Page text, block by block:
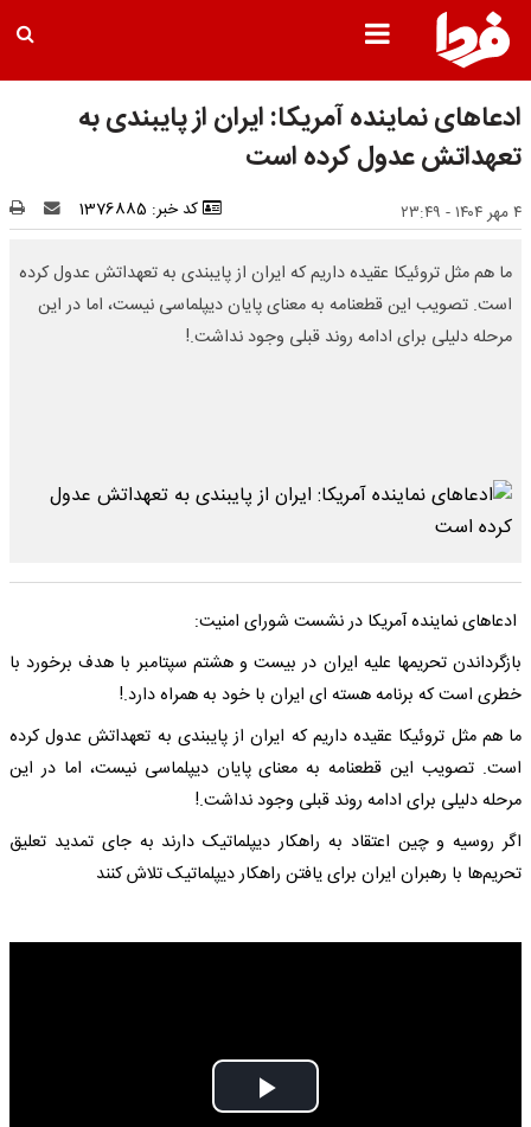
ادعاهای نماینده آمریکا: ایران از پایبندی به
تعهداتش عدول کرده است
۴ مهر ۱۴۰۴ - ۲۳:۴۹ کد خبر: 1376885
ما هم مثل تروئیکا عقیده داریم که ایران از پایبندی به تعهداتش عدول کرده
است. تصویب این قطعنامه به معنای پایان دیپلماسی نیست، اما در این
مرحله دلیلی برای ادامه روند قبلی وجود نداشت.!
ادعاهای نماینده آمریکا در نشست شورای امنیت:
بازگرداندن تحریمها علیه ایران در بیست و هشتم سپتامبر با هدف برخورد با
خطری است که برنامه هسته ای ایران با خود به همراه دارد.!
ما هم مثل تروئیکا عقیده داریم که ایران از پایبندی به تعهداتش عدول کرده
است. تصویب این قطعنامه به معنای پایان دیپلماسی نیست، اما در این
مرحله دلیلی برای ادامه روند قبلی وجود نداشت.!
اگر روسیه و چین اعتقاد به راهکار دیپلماتیک دارند به جای تمدید تعلیق
تحریم‌ها با رهبران ایران برای یافتن راهکار دیپلماتیک تلاش کنند
Play